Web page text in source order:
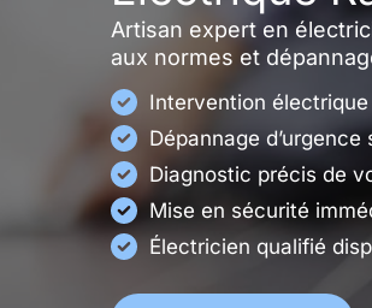
Artisan expert en
aux normes et
Intervention
Dépannage
Diagnostic précis de
Mise en sécurité
Électricien qualifié